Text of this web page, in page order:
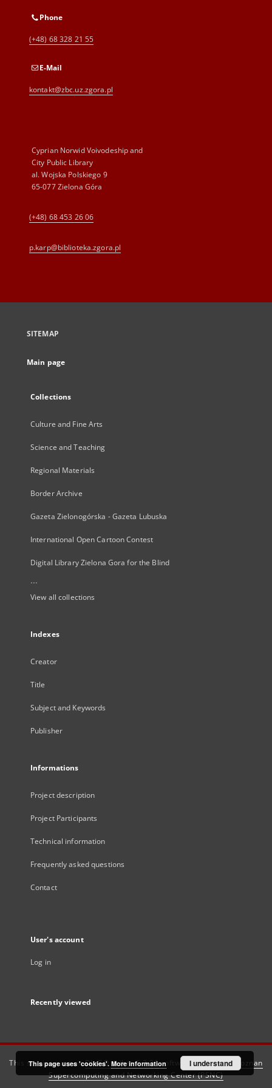
Phone
(+48) 68 328 21 55
E-Mail
kontakt@zbc.uz.zgora.pl
Cyprian Norwid Voivodeship and
City Public Library
al. Wojska Polskiego 9
65-077 Zielona Góra
(+48) 68 453 26 06
p.karp@biblioteka.zgora.pl
SITEMAP
Main page
Collections
Culture and Fine Arts
Science and Teaching
Regional Materials
Border Archive
Gazeta Zielonogórska - Gazeta Lubuska
International Open Cartoon Contest
Digital Library Zielona Gora for the Blind
...
View all collections
Indexes
Creator
Title
Subject and Keywords
Publisher
Informations
Project description
Project Participants
Technical information
Frequently asked questions
Contact
User's account
Log in
Recently viewed
This service runs onDInGO dLibra 6.3.21software created by
Poznan
Supercomputing and Networking Center (PSNC)
This page uses 'cookies'. More information I understand